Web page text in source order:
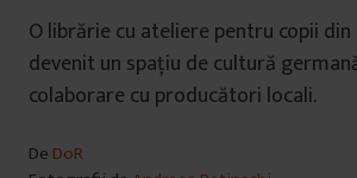
O librărie cu ateliere pentru copii din
devenit un spațiu de cultură
colaborare cu producători locali.
De DoR